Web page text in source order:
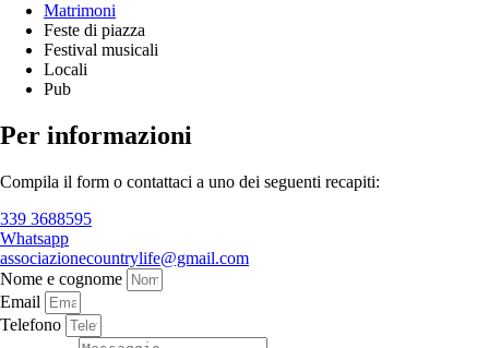
Matrimoni
Feste di piazza
Festival musicali
Locali
Pub
Per informazioni
Compila il form o contattaci a uno dei seguenti recapiti:
339 3688595
Whatsapp
associazionecountrylife@gmail.com
Nome e cognome
Email
Telefono